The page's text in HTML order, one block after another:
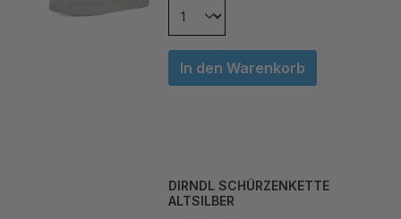
In den Warenkorb
ALTSILBER
49,00 CHF*